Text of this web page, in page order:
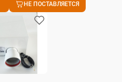
НЕ ПОСТАВЛЯЕТСЯ